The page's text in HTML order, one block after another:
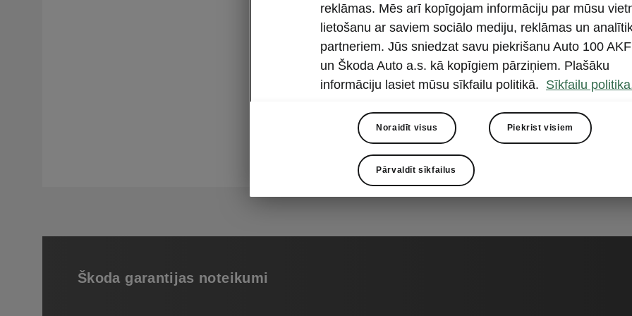
Krāsojuma garantija - 3 gadi bez nobraukuma ierobežojuma.
Virsbūves caurrūsēšanas garantija- 12 gadi bez nobraukuma
virsbūves caurrūsēšanai no iekšpuses uz āru.
- 2 gadi bez nobraukuma ierobežojuma.
garantija dod iespēju saņemt 24h palīdzību uz ceļa un izmantot
Oriģinālo rezerves daļu un aksesuāru garantija
Škoda garantijas noteikumi
reklāmas. Mēs arī kopīgojam informāciju par mūsu
lietošanu ar saviem sociālo mediju, reklāmas un
partneriem. Jūs sniedzat savu piekrišanu Auto 100 AKF
un Škoda Auto a.s. kā kopīgiem pārziņiem. Plašāku
informāciju lasiet mūsu sīkfailu politikā. Sīkfailu
Noraidīt visus Piekrist visiem
Pārvaldīt sīkfailus